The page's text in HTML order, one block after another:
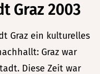
Graz 2003
Graz ein kulturelles
Graz war
Diese Zeit war